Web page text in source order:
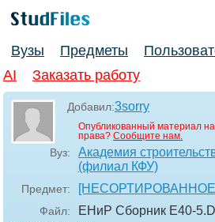
Вузы Предметы
AI
Заказать работу
Добавил:3sorry
Опубликованный материал
права? Сообщите нам.
Вуз:
Академия
(филиал КФУ)
Предмет:
Файл: ЕНиР Сборник Е40-5